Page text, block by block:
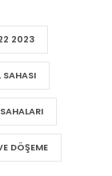
2023
SAHASI
DÖŞEME